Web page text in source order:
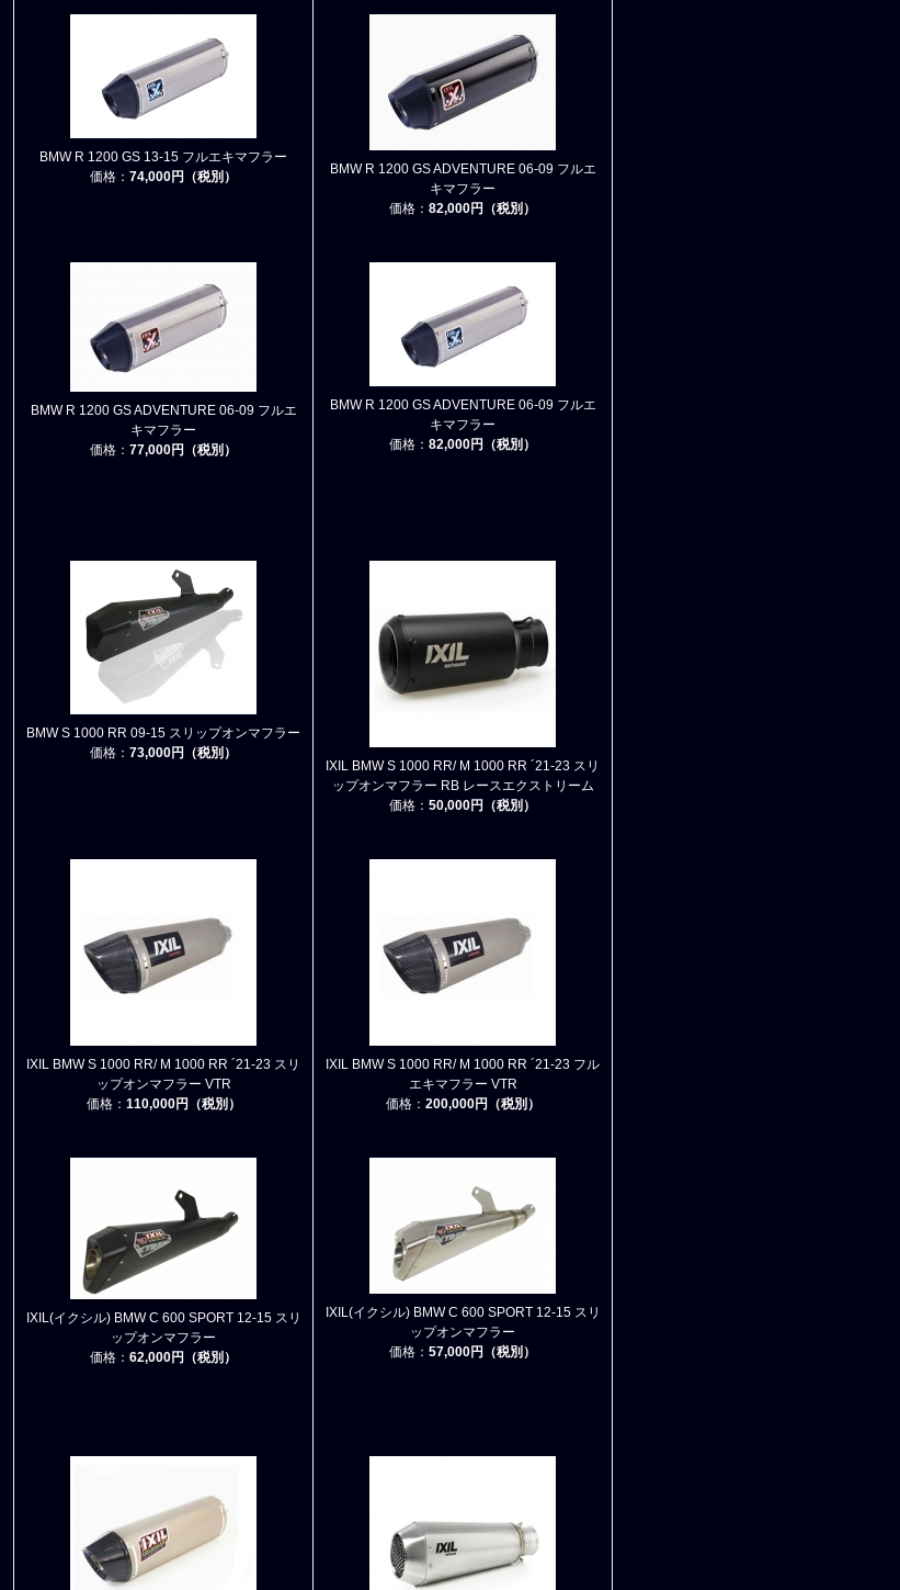
BMW R 1200 GS 13-15 フルエキマフラー
価格： 74,000円（税別）
BMW R 1200 GS ADVENTURE 06-09 フルエ
キマフラー
価格： 82,000円（税別）
BMW R 1200 GS ADVENTURE 06-09 フルエ
キマフラー
価格： 77,000円（税別）
BMW R 1200 GS ADVENTURE 06-09 フルエ
キマフラー
価格： 82,000円（税別）
BMW S 1000 RR 09-15 スリップオンマフラー
価格： 73,000円（税別）
IXIL BMW S 1000 RR/ M 1000 RR ´21-23 スリ
ップオンマフラー RB レースエクストリーム
価格： 50,000円（税別）
IXIL BMW S 1000 RR/ M 1000 RR ´21-23 スリ
ップオンマフラー VTR
価格： 110,000円（税別）
IXIL BMW S 1000 RR/ M 1000 RR ´21-23 フル
エキマフラー VTR
価格： 200,000円（税別）
IXIL(イクシル) BMW C 600 SPORT 12-15 スリ
ップオンマフラー
価格： 62,000円（税別）
IXIL(イクシル) BMW C 600 SPORT 12-15 スリ
ップオンマフラー
価格： 57,000円（税別）